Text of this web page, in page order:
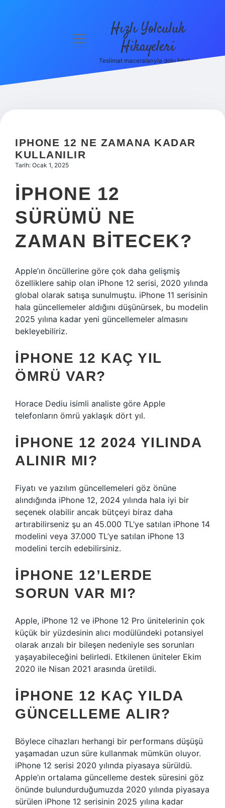
Hakkımızda
menüyü
Hızlı Yolculuk
Hikayeleri
Teslimat maceralarıyla dolu bilgiler!
IPHONE 12 NE ZAMANA KADAR
KULLANILIR
Tarih: Ocak 1, 2025
IPHONE 12
SÜRÜMÜ NE
ZAMAN BITECEK?
Apple’ın öncüllerine göre çok daha gelişmiş
özelliklere sahip olan iPhone 12 serisi, 2020 yılında
global olarak satışa sunulmuştu. iPhone 11 serisinin
hala güncellemeler aldığını düşünürsek, bu modelin
2025 yılına kadar yeni güncellemeler almasını
bekleyebiliriz.
IPHONE 12 KAÇ YIL
ÖMRÜ VAR?
Horace Dediu isimli analiste göre Apple
telefonların ömrü yaklaşık dört yıl.
IPHONE 12 2024 YILINDA
ALINIR MI?
Fiyatı ve yazılım güncellemeleri göz önüne
alındığında iPhone 12, 2024 yılında hala iyi bir
seçenek olabilir ancak bütçeyi biraz daha
artırabilirseniz şu an 45.000 TL’ye satılan iPhone 14
modelini veya 37.000 TL’ye satılan iPhone 13
modelini tercih edebilirsiniz.
IPHONE 12’LERDE
SORUN VAR MI?
Apple, iPhone 12 ve iPhone 12 Pro ünitelerinin çok
küçük bir yüzdesinin alıcı modülündeki potansiyel
olarak arızalı bir bileşen nedeniyle ses sorunları
yaşayabileceğini belirledi. Etkilenen üniteler Ekim
2020 ile Nisan 2021 arasında üretildi.
IPHONE 12 KAÇ YILDA
GÜNCELLEME ALIR?
Böylece cihazları herhangi bir performans düşüşü
yaşamadan uzun süre kullanmak mümkün oluyor.
iPhone 12 serisi 2020 yılında piyasaya sürüldü.
Apple’ın ortalama güncelleme destek süresini göz
önünde bulundurduğumuzda 2020 yılında piyasaya
sürülen iPhone 12 serisinin 2025 yılına kadar